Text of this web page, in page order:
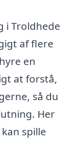
i Troldhede
af flere
en
at forstå,
så du
Her
spille